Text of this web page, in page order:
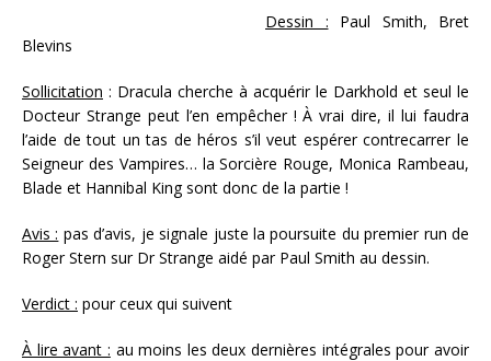
Dessin : Paul Smith, Bret
Blevins
Sollicitation : Dracula cherche à acquérir le Darkhold et seul le
Docteur Strange peut l’en empêcher ! À vrai dire, il lui faudra
l’aide de tout un tas de héros s’il veut espérer contrecarrer le
Seigneur des Vampires… la Sorcière Rouge, Monica Rambeau,
Blade et Hannibal King sont donc de la partie !
Avis : pas d’avis, je signale juste la poursuite du premier run de
Roger Stern sur Dr Strange aidé par Paul Smith au dessin.
Verdict : pour ceux qui suivent
À lire avant : au moins les deux dernières intégrales pour avoir